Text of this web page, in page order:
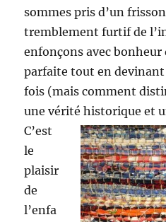
sommes pris d’un
tremblement furtif de
enfonçons avec
parfaite tout en devinant
fois (mais comment
une vérité historique et
C’est
le
plaisir
de
l’enfa